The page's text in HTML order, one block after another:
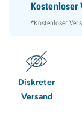
Kostenloser
*Kostenloser
Diskreter
Versand